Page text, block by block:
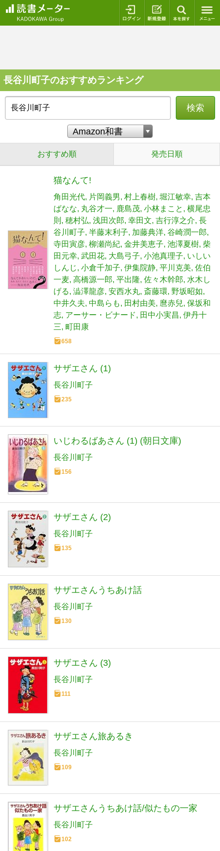
ログイン 新規登録
長谷川町子のおすすめランキング
検索
おすすめ順 発売日順
猫なんて!
角田光代 片岡義男 村上春樹 堀江敏幸 吉本
ばなな 丸谷才一 鹿島茂 小林まこと
横尾忠
則
穂村弘 浅田次郎 幸田文 吉行淳之介 長
谷川町子 半藤末利子 加藤典洋 谷崎潤一郎
寺田寅彦 柳瀬尚紀 金井美恵子 池澤夏樹 柴
田元幸 武田花 大島弓子 小池真理子 いしい
しんじ 小倉千加子 伊集院静 平川克美 佐伯
一麦 高橋源一郎 平出隆 佐々木幹郎 水木し
げる 澁澤龍彦 安西水丸 斎藤環 野坂昭如
中井久夫 中島らも 田村由美 麿赤兒 保坂和
志 アーサー・ビナード 田中小実昌 伊丹十
三 町田康
658
サザエさん (1)
長谷川町子
235
いじわるばあさん (1) (朝日文庫)
長谷川町子
156
サザエさん (2)
長谷川町子
135
サザエさんうちあけ話
長谷川町子
130
サザエさん (3)
長谷川町子
111
サザエさん旅あるき
長谷川町子
109
サザエさんうちあけ話/似たもの一家
長谷川町子
102